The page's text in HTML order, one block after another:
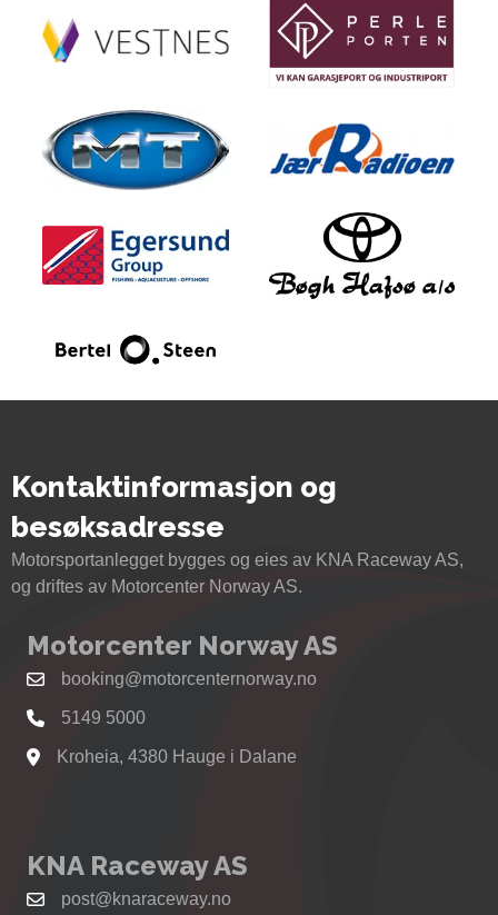
Kontaktinformasjon og
besøksadresse
Motorsportanlegget bygges og eies av KNA Raceway AS,
og driftes av Motorcenter Norway AS.
Motorcenter Norway AS
booking@motorcenternorway.no
5149 5000
Se kart til Motorcenter Norway i Sokndal
Kroheia, 4380 Hauge i Dalane
KNA Raceway AS
post@knaraceway.no